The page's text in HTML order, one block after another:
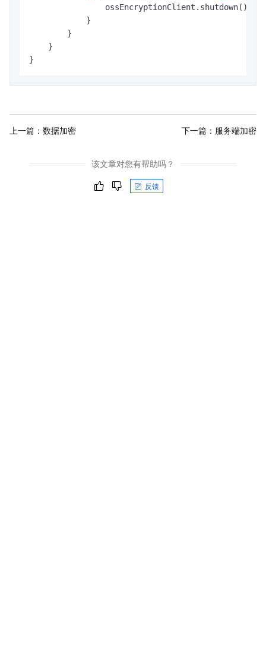
                ossEncryptionClient.shutdown();
            }
        }
    }
}
上一篇： 数据加密 下一篇： 服务端加密
该文章对您有帮助吗？
反馈